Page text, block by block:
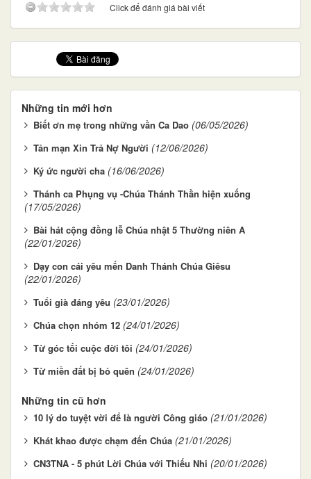
Click để đánh giá bài viết
Những tin mới hơn
Biết ơn mẹ trong những vần Ca Dao (06/05/2026)
Tản mạn Xin Trả Nợ Người (12/06/2026)
Ký ức người cha (16/06/2026)
Thánh ca Phụng vụ -Chúa Thánh Thần hiện xuống
(17/05/2026)
Bài hát cộng đồng lễ Chúa nhật 5 Thường niên A
(22/01/2026)
Dạy con cái yêu mến Danh Thánh Chúa Giêsu
(22/01/2026)
Tuổi già đáng yêu (23/01/2026)
Chúa chọn nhóm 12 (24/01/2026)
Từ góc tối cuộc đời tôi (24/01/2026)
Từ miền đất bị bỏ quên (24/01/2026)
Những tin cũ hơn
10 lý do tuyệt vời để là người Công giáo (21/01/2026)
Khát khao được chạm đến Chúa (21/01/2026)
CN3TNA - 5 phút Lời Chúa với Thiếu Nhi (20/01/2026)